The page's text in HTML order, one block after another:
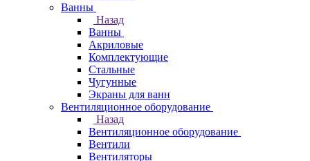
Ванны
Назад
Ванны
Акриловые
Комплектующие
Стальные
Чугунные
Экраны для ванн
Вентиляционное оборудование
Назад
Вентиляционное оборудование
Вентили
Вентиляторы